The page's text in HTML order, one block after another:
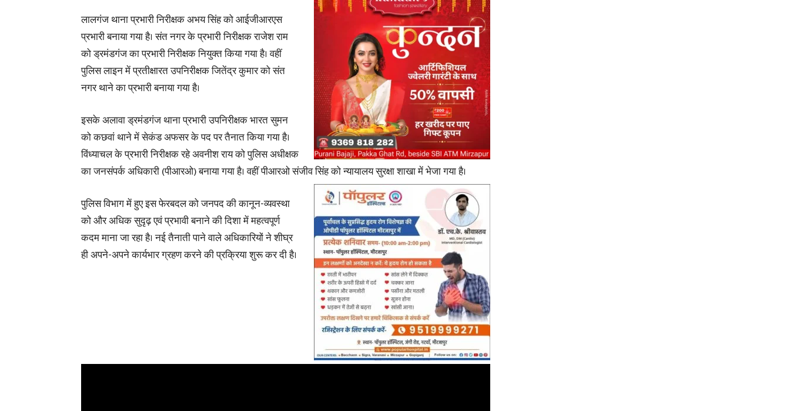
News
Paper
लालगंज थाना प्रभारी निरीक्षक अभय सिंह को आईजीआरएस
प्रभारी बनाया गया है। संत नगर के प्रभारी निरीक्षक राजेश राम
को ड्रमंडगंज का प्रभारी निरीक्षक नियुक्त किया गया है। वहीं
पुलिस लाइन में प्रतीक्षारत उपनिरीक्षक जितेंद्र कुमार को संत
नगर थाने का प्रभारी बनाया गया है।
इसके अलावा ड्रमंडगंज थाना प्रभारी उपनिरीक्षक भारत सुमन
को कछवां थाने में सेकंड अफसर के पद पर तैनात किया गया है।
विंध्याचल के प्रभारी निरीक्षक रहे अवनीश राय को पुलिस अधीक्षक
का जनसंपर्क अधिकारी (पीआरओ) बनाया गया है। वहीं पीआरओ संजीव सिंह को न्यायालय सुरक्षा शाखा में भेजा गया है।
पुलिस विभाग में हुए इस फेरबदल को जनपद की कानून-व्यवस्था
को और अधिक सुदृढ़ एवं प्रभावी बनाने की दिशा में महत्वपूर्ण
कदम माना जा रहा है। नई तैनाती पाने वाले अधिकारियों ने शीघ्र
ही अपने-अपने कार्यभार ग्रहण करने की प्रक्रिया शुरू कर दी है।